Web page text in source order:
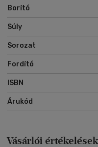
Borító
Súly
Sorozat
Fordító
ISBN
Árukód
Vásárlói